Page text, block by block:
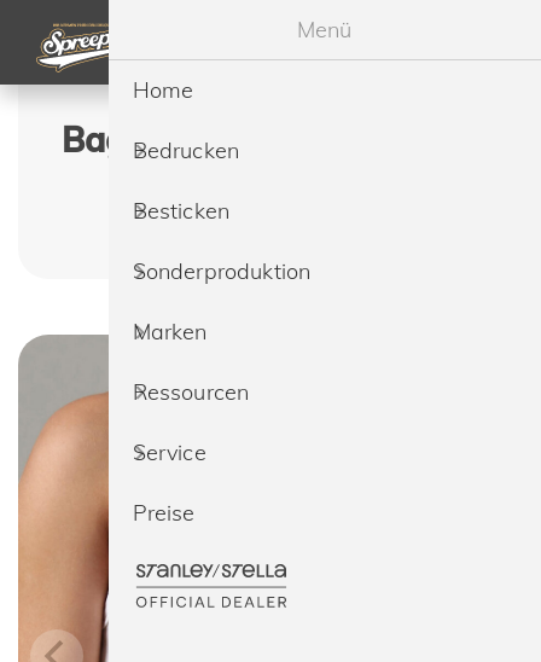
Bagbase BG766 Boutique
bestellen
Menü
Home
Bedrucken
Besticken
Sonderproduktion
Marken
Ressourcen
Service
Preise